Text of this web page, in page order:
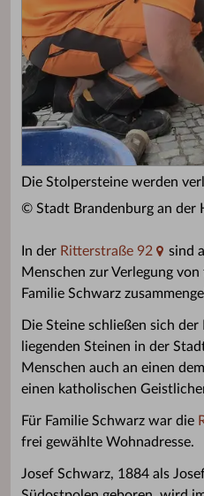
Die Stolpersteine werden
© Stadt Brandenburg an der
In der Ritterstraße 92
sind
Menschen zur Verlegung
Familie Schwarz
Die Steine schließen sich
liegenden Steinen in der
Menschen auch an einen
einen katholischen
Für Familie Schwarz war die
frei gewählte Wohnadresse.
Josef Schwarz, 1884 als